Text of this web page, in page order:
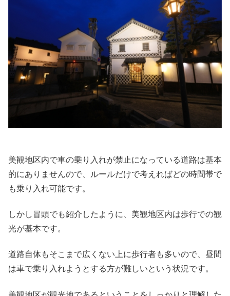
美観地区内で車の乗り入れが禁止になっている道路は基本
的にありませんので、ルールだけで考えればどの時間帯で
も乗り入れ可能です。
しかし冒頭でも紹介したように、美観地区内は歩行での観
光が基本です。
道路自体もそこまで広くない上に歩行者も多いので、昼間
は車で乗り入れようとする方が難しいという状況です。